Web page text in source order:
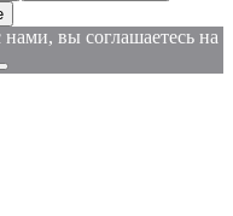
вы соглашаетесь на